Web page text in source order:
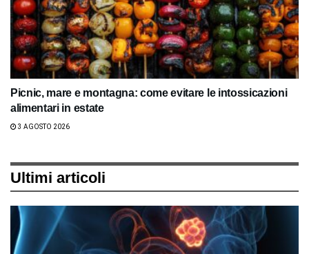
Picnic, mare e montagna: come evitare le intossicazioni
alimentari in estate
3 AGOSTO 2026
Ultimi articoli